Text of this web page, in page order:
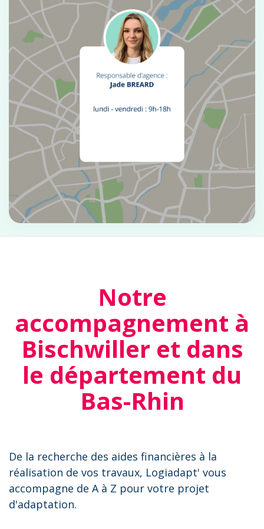
Notre
accompagnement à
Bischwiller et dans
le département du
Bas-Rhin
De la recherche des aides financières à la
réalisation de vos travaux, Logiadapt' vous
accompagne de A à Z pour votre projet
d'adaptation.